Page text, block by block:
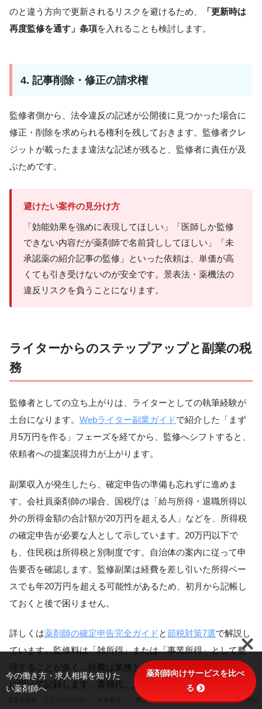
のと違う方向で更新されるリスクを避けるため、
「更新時は
再度監修を通す」条項を入れることも検討します。
4. 記事削除・修正の請求権
監修者側から、法令違反の記述が公開後に見つかった場合に
修正・削除を求められる権利を残しておきます。監修者クレ
ジットが載ったまま違法な記述が残ると、監修者に責任が及
ぶためです。
避けたい案件の見分け方
「効能効果を強めに表現してほしい」「医師しか監修
できない内容だが薬剤師で名前貸ししてほしい」「未
承認薬の紹介記事の監修」といった依頼は、単価が高
くても引き受けないのが安全です。景表法・薬機法の
違反リスクを負うことになります。
ライターからのステップアップと副業の税
務
監修者としての立ち上がりは、ライターとしての執筆経験が
土台になります。 Webライター副業ガイドで紹介した「まず
月5万円を作る」フェーズを経てから、監修へシフトすると、
依頼者への提案説得力が上がります。
副業収入が発生したら、確定申告の準備も忘れずに進めま
す。会社員薬剤師の場合、国税庁は「給与所得・退職所得以
外の所得金額の合計額が20万円を超える人」などを、所得税
の確定申告が必要な人として示しています。20万円以下で
も、住民税は所得税と別制度です。自治体の案内に従って申
告要否を確認します。監修副業は経費を差し引いた所得ベー
スでも年20万円を超える可能性があるため、初月から記帳し
ておくと後で困りません。
詳しくは薬剤師の確定申告完全ガイド と節税対策7選で解説し
ています。監修料は「雑所得」または「事業所得」として整
理することが多く、経費は業務との関連性を説明できるもの
に限って記録します。書籍代、文献購入費、医中誌Webパー
ソナル利用料、パソコン購入費などは、領収書と用途メモを
運営ポリシー お問い合わせ
今の働き方・求人相場を知りた
い薬剤師へ
薬剤師向けサービスを比べ
る